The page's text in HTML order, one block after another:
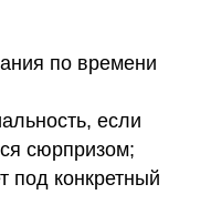
по времени
если
сюрпризом;
под конкретный